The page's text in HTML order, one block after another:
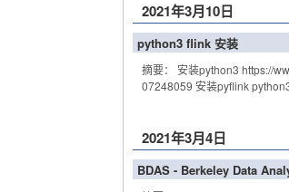
2021年3月10日
python3 flink 安装
摘要： 安装python3 https://
07248059 安装pyflink
2021年3月4日
BDAS - Berkeley Data